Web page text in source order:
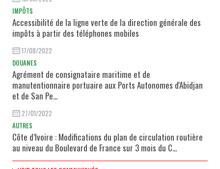
IMPÔTS
Accessibilité de la ligne verte de la direction générale des
impôts à partir des téléphones mobiles
17/08/2022
DOUANES
Agrément de consignataire maritime et de
manutentionnaire portuaire aux Ports Autonomes d'Abidjan
et de San Pe...
27/01/2022
AUTRES
Côte d’Ivoire : Modifications du plan de circulation routière
au niveau du Boulevard de France sur 3 mois du C...